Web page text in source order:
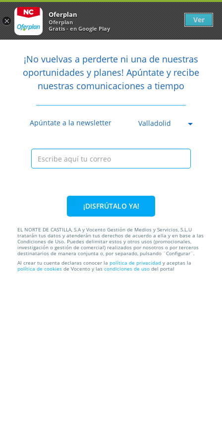

Caducada
Anterior
20% 100€ 79,99€
Bioestimulación facial o capilar: regeneración
celular
BIOESTETIC Plaza V Centenario del Descubrimiento, 5, 47195.
Arroyo De La Encomienda. Valladolid
arrow_back Newsletter
¡No vuelvas a perderte ni una de nuestras
oportunidades y planes! Apúntate y recibe
nuestras comunicaciones a tiempo
Apúntate a la newsletter Valladolid
¡DISFRÚTALO YA!
EL NORTE DE CASTILLA, S.A y Vocento Gestión de Medios y Servicios, S.L.U
tratarán tus datos y atenderán tus derechos de acuerdo a ella y en base a las
Condiciones de Uso. Puedes delimitar estos y otros usos (promocionales,
investigación o gestión de comercial) realizados por nosotros o por terceros
destinatarios de manera conjunta o, por separado, pulsando ¨Configurar¨.
Al crear tu cuenta declaras conocer la política de privacidad y aceptas la
política de cookies de Vocento y las condiciones de uso del portal
×
Oferplan
Oferplan
Gratis - en Google Play
Ver